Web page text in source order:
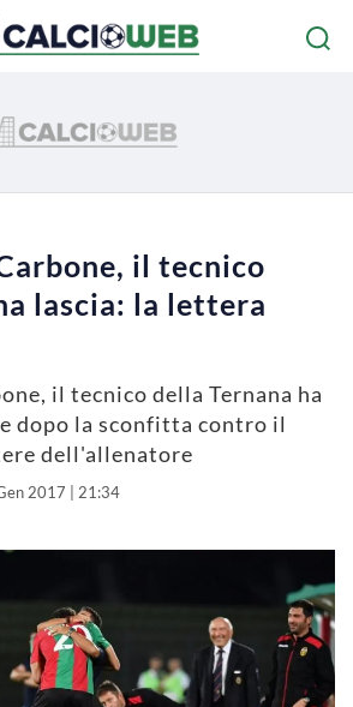
il tecnico
lascia: la lettera
il tecnico della Ternana ha
dopo la sconfitta contro il
dell'allenatore
2017 | 21:34